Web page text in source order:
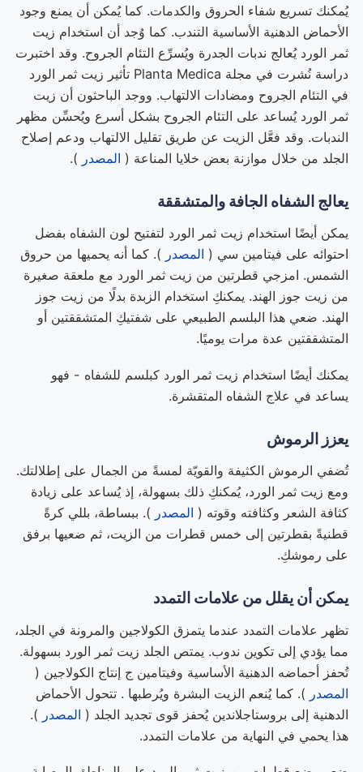
يُمكنك تسريع شفاء الحروق والكدمات. كما يُمكن أن يمنع وجود
الأحماض الدهنية الأساسية التندب. كما وُجد أن استخدام زيت
ثمر الورد يُعالج ندبات الجدرة ويُسرِّع التئام الجروح. وقد اختبرت
دراسة نُشرت في مجلة Planta Medica تأثير زيت ثمر الورد
في التئام الجروح ومضادات الالتهاب. ووجد الباحثون أن زيت
ثمر الورد يُساعد على التئام الجروح بشكل أسرع ويُحسِّن مظهر
الندبات. وقد فعَّل الزيت عن طريق تقليل الالتهاب ودعم إصلاح
الجلد من خلال موازنة بعض خلايا المناعة ( المصدر ).
يعالج الشفاه الجافة والمتشققة
يمكن أيضًا استخدام زيت ثمر الورد لتفتيح لون الشفاه بفضل
احتوائه على فيتامين سي ( المصدر ). كما أنه يحميها من حروق
الشمس. امزجي قطرتين من زيت ثمر الورد مع ملعقة صغيرة
من زيت جوز الهند. يمكنكِ استخدام الزبدة بدلًا من زيت جوز
الهند. ضعي هذا البلسم الطبيعي على شفتيكِ المتشققتين أو
المتشققتين عدة مرات يوميًا.
يمكنك أيضًا استخدام زيت ثمر الورد كبلسم للشفاه - فهو
يساعد في علاج الشفاه المتقشرة.
يعزز الرموش
تُضفي الرموش الكثيفة والقويّة لمسةً من الجمال على إطلالتك.
ومع زيت ثمر الورد، يُمكنكِ ذلك بسهولة، إذ يُساعد على زيادة
كثافة الشعر وكثافته وقوته ( المصدر ). ببساطة، بللي كرةً
قطنيةً بقطرتين إلى خمس قطرات من الزيت، ثم ضعيها برفق
على رموشكِ.
يمكن أن يقلل من علامات التمدد
تظهر علامات التمدد عندما يتمزق الكولاجين والمرونة في الجلد،
مما يؤدي إلى تكوين ندوب. يمتص الجلد زيت ثمر الورد بسهولة.
تُحفز أحماضه الدهنية الأساسية وفيتامين ج إنتاج الكولاجين (
المصدر ). كما يُنعم الزيت البشرة ويُرطبها . تتحول الأحماض
الدهنية إلى بروستاجلاندين يُحفز قوى تجديد الجلد ( المصدر ).
هذا يحمي في النهاية من علامات التمدد.